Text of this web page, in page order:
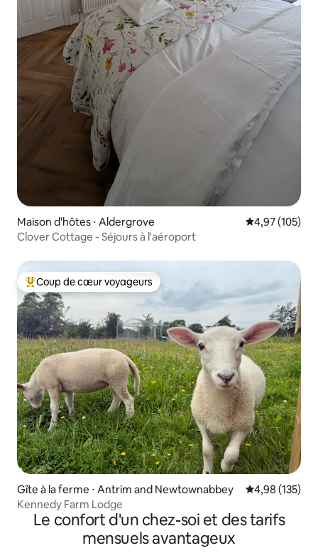
Maison d'hôtes ⋅ Aldergrove Évaluation
4,97 (105)
Clover Cottage - Séjours à l'aéroport
Coups de cœur voyageurs les plus appréciés
Coup de cœur voyageurs
Gîte à la ferme ⋅ Antrim and Newtownabbey Évaluation
4,98 (135)
Kennedy Farm Lodge
Le confort d'un chez-soi et des tarifs
mensuels avantageux